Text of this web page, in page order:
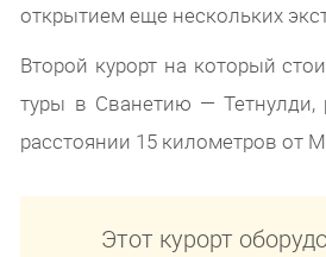
открытием еще нескольких
Второй курорт на который
туры в Сванетию —
расстоянии 15 километров от
Этот курорт